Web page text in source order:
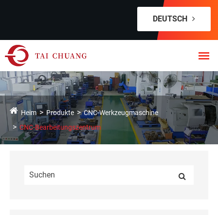
DEUTSCH
Heim Produkte
CNC-Werkzeugmaschine
CNC-Bearbeitungszentrum